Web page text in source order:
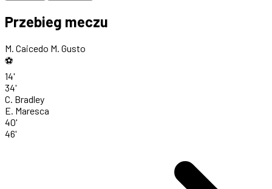
Przebieg meczu
M. Caicedo M. Gusto
⚽
14'
34'
C. Bradley
E. Maresca
40'
46'